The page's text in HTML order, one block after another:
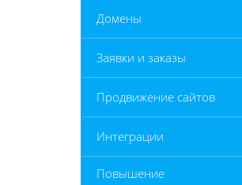
Домены
Заявки и заказы
Продвижение сайтов
Интеграции
Повышение